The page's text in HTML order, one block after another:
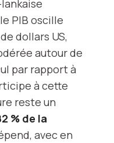
PIB oscille
dollars US,
autour de
par rapport à
à cette
reste un
% de la
avec en